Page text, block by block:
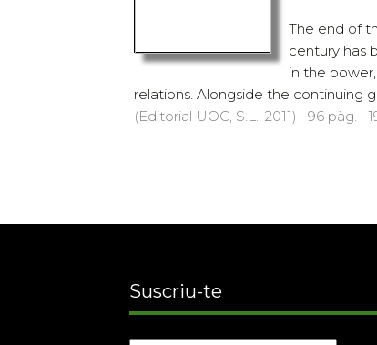
The end of
century has
in the
relations. Alongside the continuing
(Editorial UOC, S.L., 2011) · 96 pàg. ·
Suscriu-te